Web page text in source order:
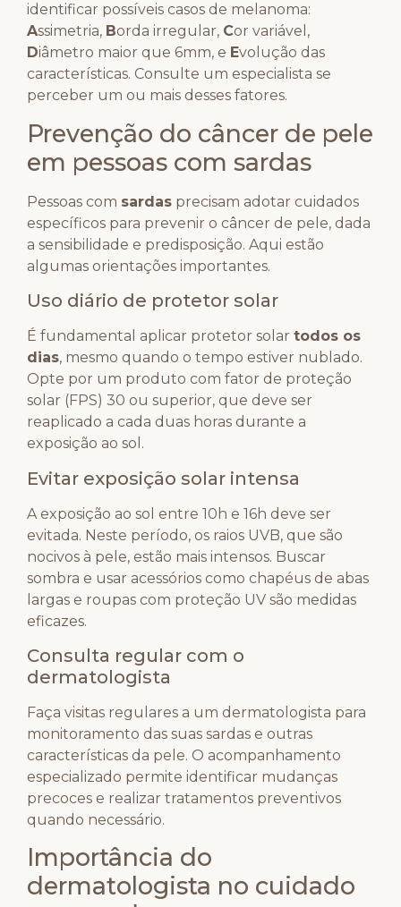
identificar possíveis casos de melanoma:
Assimetria, Borda irregular, Cor variável,
Diâmetro maior que 6mm, e Evolução das
características. Consulte um especialista se
perceber um ou mais desses fatores.
Prevenção do câncer de pele
em pessoas com sardas
Pessoas com sardas precisam adotar cuidados
específicos para prevenir o câncer de pele, dada
a sensibilidade e predisposição. Aqui estão
algumas orientações importantes.
Uso diário de protetor solar
É fundamental aplicar protetor solar todos os
dias, mesmo quando o tempo estiver nublado.
Opte por um produto com fator de proteção
solar (FPS) 30 ou superior, que deve ser
reaplicado a cada duas horas durante a
exposição ao sol.
Evitar exposição solar intensa
A exposição ao sol entre 10h e 16h deve ser
evitada. Neste período, os raios UVB, que são
nocivos à pele, estão mais intensos. Buscar
sombra e usar acessórios como chapéus de abas
largas e roupas com proteção UV são medidas
eficazes.
Consulta regular com o
dermatologista
Faça visitas regulares a um dermatologista para
monitoramento das suas sardas e outras
características da pele. O acompanhamento
especializado permite identificar mudanças
precoces e realizar tratamentos preventivos
quando necessário.
Importância do
dermatologista no cuidado